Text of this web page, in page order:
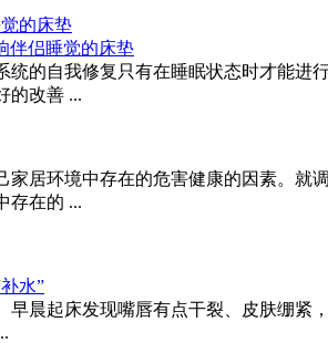
的床垫
统的自我修复只有在睡眠状态时才能
的改善 ...
环境中存在的危害健康的因素。就
存在的 ...
起床发现嘴唇有点干裂、皮肤绷紧，